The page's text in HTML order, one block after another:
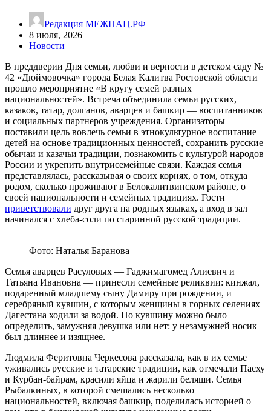
Редакция МЕЖНАЦ.РФ
8 июля, 2026
Новости
В преддверии Дня семьи, любви и верности в детском саду №
42 «Дюймовочка» города Белая Калитва Ростовской области
прошло мероприятие «В кругу семей разных
национальностей». Встреча объединила семьи русских,
казаков, татар, долганов, аварцев и башкир — воспитанников
и социальных партнеров учреждения. Организаторы
поставили цель вовлечь семьи в этнокультурное воспитание
детей на основе традиционных ценностей, сохранить русские
обычаи и казачьи традиции, познакомить с культурой народов
России и укрепить внутрисемейные связи. Каждая семья
представлялась, рассказывая о своих корнях, о том, откуда
родом, сколько проживают в Белокалитвинском районе, о
своей национальности и семейных традициях. Гости
приветствовали друг друга на родных языках, а вход в зал
начинался с хлеба-соли по старинной русской традиции.
Фото: Наталья Баранова
Семья аварцев Расуловых — Гаджимагомед Алиевич и
Татьяна Ивановна — принесли семейные реликвии: кинжал,
подаренный младшему сыну Дамиру при рождении, и
серебряный кувшин, с которым женщины в горных селениях
Дагестана ходили за водой. По кувшину можно было
определить, замужняя девушка или нет: у незамужней носик
был длиннее и изящнее.
Людмила Феритовна Черкесова рассказала, как в их семье
уживались русские и татарские традиции, как отмечали Пасху
и Курбан-байрам, красили яйца и жарили беляши. Семья
Рыбалкиных, в которой смешались несколько
национальностей, включая башкир, поделилась историей о